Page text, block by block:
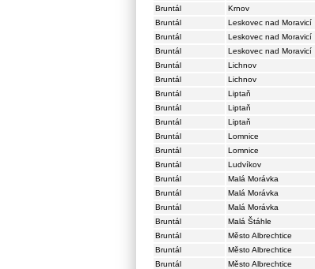
Bruntál
Krnov
Bruntál
Leskovec nad Moravicí
Bruntál
Leskovec nad Moravicí
Bruntál
Leskovec nad Moravicí
Bruntál
Lichnov
Bruntál
Lichnov
Bruntál
Liptaň
Bruntál
Liptaň
Bruntál
Liptaň
Bruntál
Lomnice
Bruntál
Lomnice
Bruntál
Ludvíkov
Bruntál
Malá Morávka
Bruntál
Malá Morávka
Bruntál
Malá Morávka
Bruntál
Malá Štáhle
Bruntál
Město Albrechtice
Bruntál
Město Albrechtice
Bruntál
Město Albrechtice